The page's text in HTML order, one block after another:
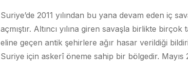
Suriye’de 2011 yılından bu yana devam eden iç
açmıştır. Altıncı yılına giren savaşla birlikte
eline geçen antik şehirlere ağır hasar verildiği
Suriye için askerî öneme sahip bir bölgedir.